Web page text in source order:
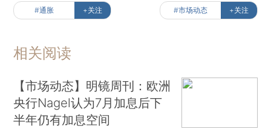
#通胀 +关注 #市场动态 +关注
相关阅读
【市场动态】明镜周刊：欧洲
央行Nagel认为7月加息后下
半年仍有加息空间